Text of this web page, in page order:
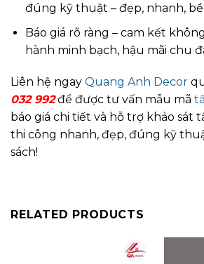
đúng kỹ thuật – đẹp, nhanh,
Báo giá rõ ràng – cam kết
hành minh bạch, hậu mãi chu
Liên hệ ngay Quang Anh Decor
032 992để được tư vấn mẫu mã
báo giá chi tiết và hỗ trợ khảo sát
thi công nhanh, đẹp, đúng kỹ
sách!
RELATED PRODUCTS